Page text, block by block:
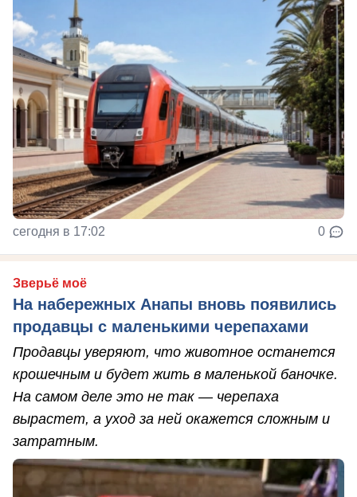
сегодня в 17:02 0
Зверьё моё
На набережных Анапы вновь появились
продавцы с маленькими черепахами
Продавцы уверяют, что животное останется
крошечным и будет жить в маленькой баночке.
На самом деле это не так — черепаха
вырастет, а уход за ней окажется сложным и
затратным.